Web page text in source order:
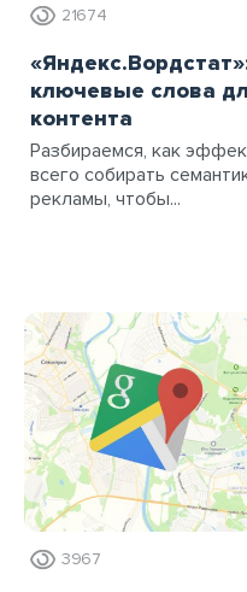
21674
ключевые слова
контента
Разбираемся, как
всего собирать
рекламы, чтобы...
3967